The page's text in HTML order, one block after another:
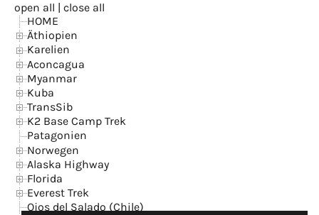
open all | close all
HOME
Äthiopien
Karelien
Aconcagua
Myanmar
Kuba
TransSib
K2 Base Camp Trek
Patagonien
Norwegen
Alaska Highway
Florida
Everest Trek
Ojos del Salado (Chile)